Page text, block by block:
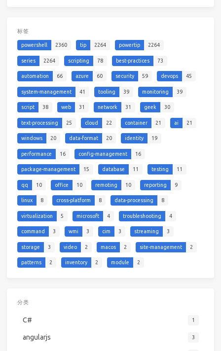
标签
powershell 2360 tip 2264 powertip 2264
series 2264 scripting 78 best-practices 73
automation 66 azure 60 security 59 devops 45
system-management 41 tooling 39 monitoring 39
script 38 web 31 network 31 geek 30
text-processing 25 cloud 22 container 21 ai 21
windows 20 data-format 20 identity 19
performance 16 config-management 16
package-management 15 database 11 testing 11
qq 10 office 10 remoting 10 reporting 9
linux 8 cross-platform 8 data-processing 8
virtualization 5 microsoft 4 troubleshooting 4
command 3 wmi 3 cim 3 streaming 3
storage 3 video 2 macos 2 site-management 2
patterns 2 inventory 2 module 2
分类
C# 1
angularjs 3